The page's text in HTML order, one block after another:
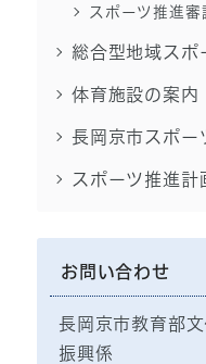
スポーツ推進
総合型地域スポ
体育施設の案内
長岡京市スポー
スポーツ推進計
お問い合わせ
長岡京市教育部
振興係